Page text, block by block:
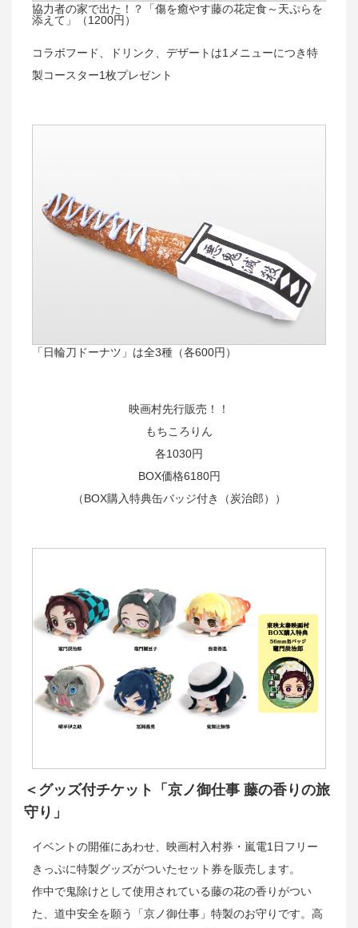
協力者の家で出た！？「傷を癒やす藤の花定食～天ぷらを
添えて」（1200円）
コラボフード、ドリンク、デザートは1メニューにつき特
製コースター1枚プレゼント
「日輪刀ドーナツ」は全3種（各600円）
映画村先行販売！！
もちころりん
各1030円
BOX価格6180円
（BOX購入特典缶バッジ付き（炭治郎））
＜グッズ付チケット「京ノ御仕事 藤の香りの旅
守り」
イベントの開催にあわせ、映画村入村券・嵐電1日フリー
きっぷに特製グッズがついたセット券を販売します。
作中で鬼除けとして使用されている藤の花の香りがつい
た、道中安全を願う「京ノ御仕事」特製のお守りです。高